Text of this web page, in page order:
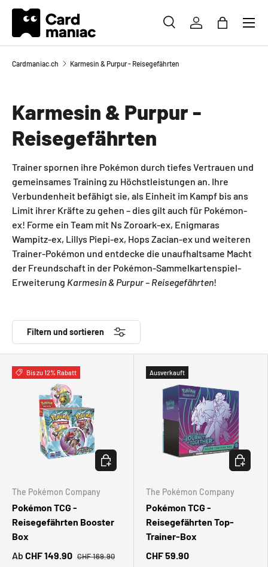
DIREKT ZUM INHALT
SUCHEEINLOGGEN
Menü
Cardmaniac.ch Karmesin & Purpur - Reisegefährten
Karmesin & Purpur -
Reisegefährten
Trainer spornen ihre Pokémon durch tiefes Vertrauen und
gemeinsames Training zu Höchstleistungen an. Ihre
Verbundenheit befähigt sie, als Einheit im Kampf bis ans
Limit ihrer Kräfte zu gehen – dies gilt auch für Pokémon-
ex! Forme ein Team mit Ns Zoroark-ex, Enigmaras
Wampitz-ex, Lillys Piepi-ex, Hops Zacian-ex und weiteren
Trainer-Pokémon und entdecke die unaufhaltsame Macht
der Freundschaft in der Pokémon-Sammelkartenspiel-
Erweiterung Karmesin & Purpur – Reisegefährten!
Filtern und sortieren
Bis zu 12% Rabatt
The Pokémon Company
Pokémon TCG -
Reisegefährten Booster
Box
Ab CHF 149.90 CHF 169.90
OPTIONEN AUSWÄHLEN
Ausverkauft
The Pokémon Company
Pokémon TCG -
Reisegefährten Top-
Trainer-Box
CHF 59.90